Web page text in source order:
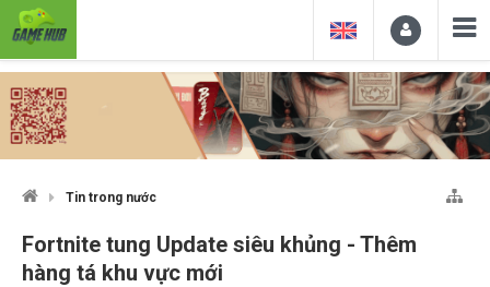
Tin trong nước
Fortnite tung Update siêu khủng - Thêm
hàng tá khu vực mới